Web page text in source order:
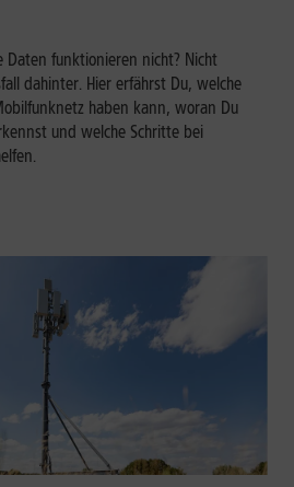
Daten funktionieren nicht? Nicht
dahinter. Hier erfährst Du, welche
haben kann, woran Du
und welche Schritte bei